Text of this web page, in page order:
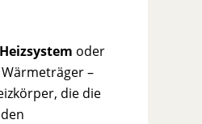
Heizsystem oder
–
die die